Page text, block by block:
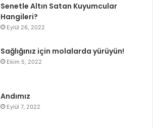
Senetle Altın Satan Kuyumcular
Hangileri?
Eylül 26, 2022
Sağlığınız için molalarda yürüyün!
Ekim 5, 2022
Andımız
Eylül 7, 2022